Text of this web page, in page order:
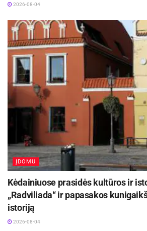
2026-08-04
ĮDOMU
Kėdainiuose prasidės kultūros ir
„Radviliada“ ir papasakos
istoriją
2026-08-04